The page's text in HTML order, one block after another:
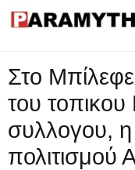
Ροή
Επικοινωνία
Στο
του
συλλογου, η
πολιτισμού